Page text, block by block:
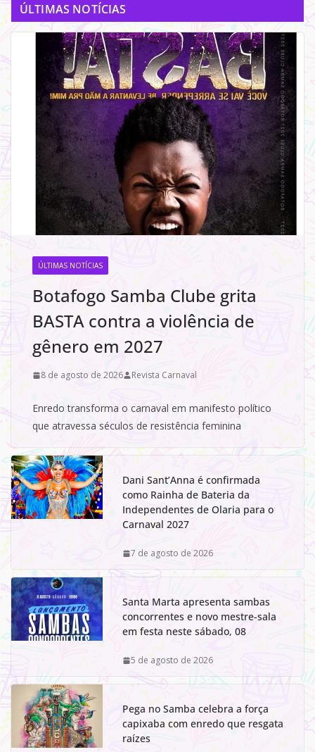
ÚLTIMAS NOTÍCIAS
ÚLTIMAS NOTÍCIAS
Botafogo Samba Clube grita
BASTA contra a violência de
gênero em 2027
8 de agosto de 2026 Revista Carnaval
Enredo transforma o carnaval em manifesto político
que atravessa séculos de resistência feminina
Dani Sant’Anna é confirmada
como Rainha de Bateria da
Independentes de Olaria para o
Carnaval 2027
7 de agosto de 2026
Santa Marta apresenta sambas
concorrentes e novo mestre-sala
em festa neste sábado, 08
5 de agosto de 2026
Pega no Samba celebra a força
capixaba com enredo que resgata
raízes